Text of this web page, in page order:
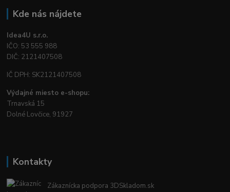
Kde nás nájdete
Idea4U s.r.o.
IČO: 53 555 988
DIČ: 2121407508
IČ DPH: SK2121407508
Výdajné miesto e-shopu:
Trnavská 15
Dolné Lovčice, 91927
Kontakty
Zákaznícka podpora 3DSkladom.sk